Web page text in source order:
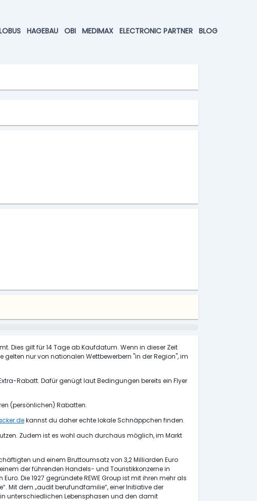
HAGEBAU OBI MEDIMAX ELECTRONIC PARTNER BLOG
Dies gilt für 14 Tage ab Kaufdatum. Wenn in dieser Zeit
nur von nationalen Wettbewerbern "in der Region", im
Rabatt. Dafür genügt laut Bedingungen bereits ein Flyer
(persönlichen) Rabatten.
kannst du daher echte lokale Schnäppchen finden.
Zudem ist es wohl auch durchaus möglich, im Markt
und einem Bruttoumsatz von 3,2 Milliarden Euro
der führenden Handels- und Touristikkonzerne in
Die 1927 gegründete REWE Group ist mit ihren mehr als
Mit dem „audit berufundfamilie“, einer Initiative der
unterschiedlichen Lebensphasen und den damit